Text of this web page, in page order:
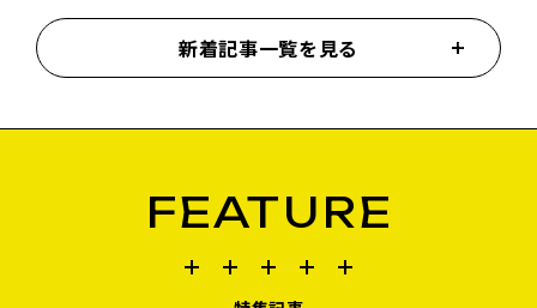
新着記事一覧を見る
FEATURE